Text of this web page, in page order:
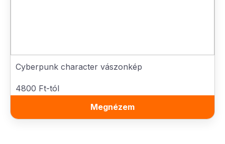
Cyberpunk character vászonkép
4800 Ft-tól
Megnézem